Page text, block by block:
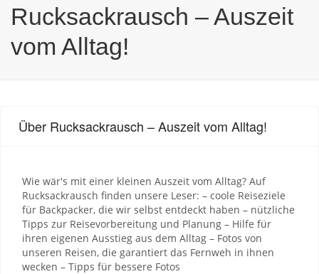
Rucksackrausch – Auszeit
vom Alltag!
Über Rucksackrausch – Auszeit vom Alltag!
Wie wär's mit einer kleinen Auszeit vom Alltag? Auf
Rucksackrausch finden unsere Leser: – coole Reiseziele
für Backpacker, die wir selbst entdeckt haben – nützliche
Tipps zur Reisevorbereitung und Planung – Hilfe für
ihren eigenen Ausstieg aus dem Alltag – Fotos von
unseren Reisen, die garantiert das Fernweh in ihnen
wecken – Tipps für bessere Fotos